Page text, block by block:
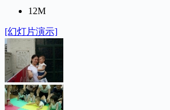
12M
[幻灯片演示]